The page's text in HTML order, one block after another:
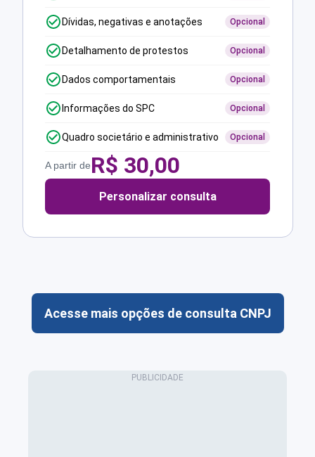
Dívidas, negativas e anotações Opcional
Detalhamento de protestos Opcional
Dados comportamentais Opcional
Informações do SPC Opcional
Quadro societário e administrativo Opcional
A partir deR$ 30,00
Personalizar consulta
Acesse mais opções de consulta CNPJ